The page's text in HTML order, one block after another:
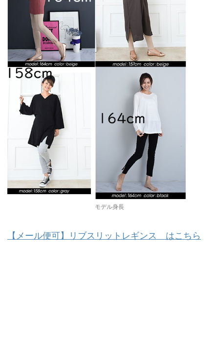
モデル身長
【メール便可】リブスリットレギンス はこちら